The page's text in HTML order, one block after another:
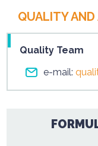
QUALITY
Quality Team
e-mail: